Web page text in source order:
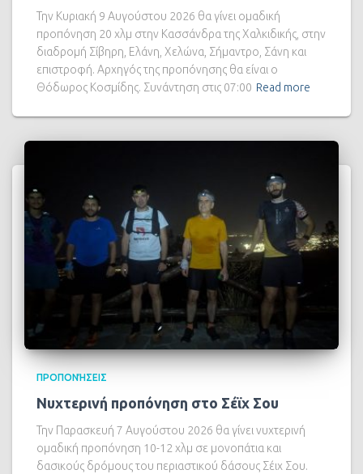
Την Κυριακή 9 Αυγούστου 2026 θα γίνει ομαδική
προπόνηση 20 χλμ στην Κασσάνδρα της Χαλκιδικής, στην
διαδρομή Σίβηρη, Ελάνη, Χελώνα, Σήμαντρο, Σάνη και
επιστροφή. Αρχηγός της προπόνησης θα είναι ο
Θόδωρος Κοσμίδης. Συνάντηση στις 07:00 Read more
ΠΡΟΠΟΝΉΣΕΙΣ
Νυχτερινή προπόνηση στο Σέϊχ Σου
Την Παρασκευή 7 Αυγούστου 2026 θα γίνει νυχτερινή
ομαδική προπόνηση 10-12 χλμ σε μονοπάτια και
δασικούς δρόμους του περιαστικού δάσους Σέιχ Σου.